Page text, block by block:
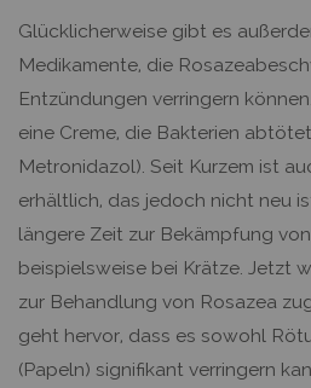
Glücklicherweise gibt es
Medikamente, die
Entzündungen verringern
eine Creme, die Bakterien
Metronidazol). Seit Kurzem ist
erhältlich, das jedoch nicht neu
längere Zeit zur Bekämpfung
beispielsweise bei Krätze. Jetzt
zur Behandlung von Rosazea
geht hervor, dass es sowohl
(Papeln) signifikant verringern